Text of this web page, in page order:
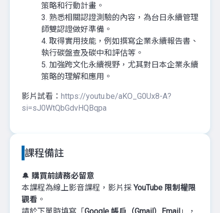
策略和行動計畫。
3. 熟悉相關認證測驗的內容，為台日永續管理
師雙認證做好準備。
4. 取得實用技能，例如撰寫企業永續報告書、
執行碳盤查及碳中和評估等。
5. 加強跨文化永續視野，尤其對日本企業永續
策略的理解和應用。
影片試看： https://youtu.be/aKO_G0Ux8-A?
si=sJ0WtQbGdvHQBqpa
課程備註
🔔 購買前請務必留意
本課程為線上影音課程，影片採YouTube 限制權限
觀看 。